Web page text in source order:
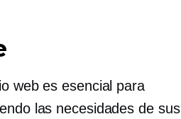
web es esencial para
las necesidades de sus